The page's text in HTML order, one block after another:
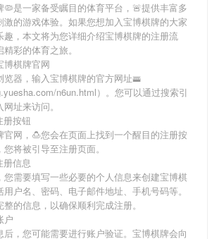
🦠是一家备受瞩目的体育平台，🚨提供丰富多
的游戏体验。如果您想加入宝博棋牌的大家
趣，本文将为您详细介绍宝博棋牌的注册流
彩的体育之旅。
博棋牌官网
览器，输入宝博棋牌的官方网址🚟
n6un.html）。您可以通过搜索引
址来访问。
册按钮
官网，🍮您会在页面上找到一个醒目的注册按
将被引导至注册页面。
册信息
需要填写一些必要的个人信息来创建宝博棋
户名、密码、电子邮件地址、手机号码等。
的信息，以确保顺利完成注册。
户
，您可能需要进行账户验证。 宝博棋牌会向